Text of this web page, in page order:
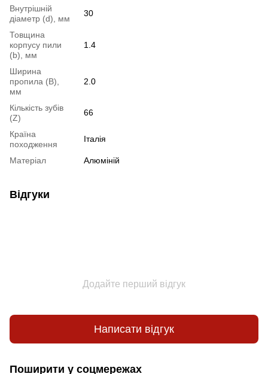
Внутрішній
діаметр (d), мм
30
Товщина
корпусу пили
(b), мм
1.4
Ширина
пропила (B),
мм
2.0
Кількість зубів
(Z)
66
Країна
походження
Італія
Матеріал Алюміній
Відгуки
Додайте перший відгук
Написати відгук
Поширити у соцмережах